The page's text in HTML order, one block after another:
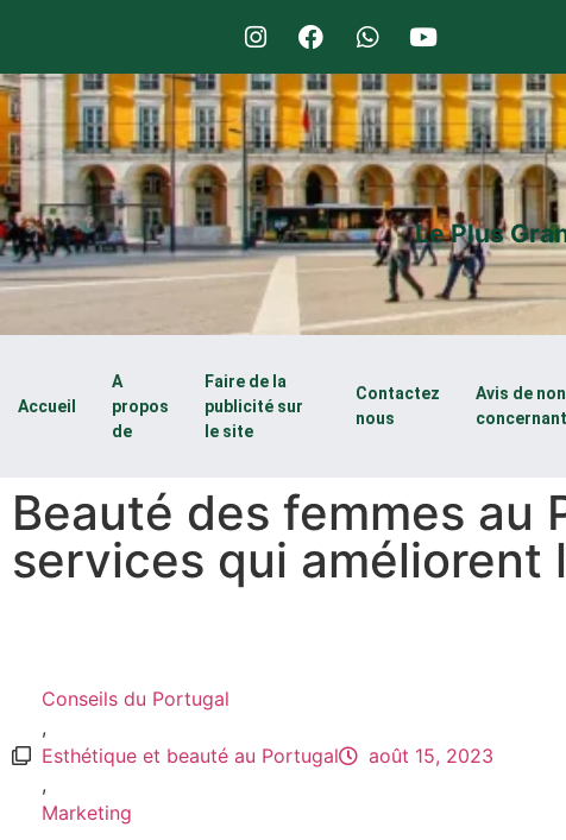
Le Plus
Accueil
A
propos
de
Faire de la
publicité sur
le site
Contactez
nous
Avis de
Beauté des femmes au
services qui améliorent
Conseils du Portugal
,
Esthétique et beauté au Portugal
,
Marketing
août 15, 2023